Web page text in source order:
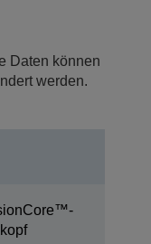
Daten können
werden.